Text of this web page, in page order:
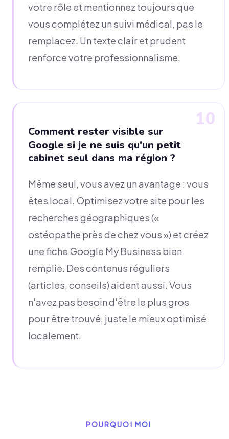
votre rôle et mentionnez toujours que
vous complétez un suivi médical, pas le
remplacez. Un texte clair et prudent
renforce votre professionnalisme.
10
Comment rester visible sur
Google si je ne suis qu'un petit
cabinet seul dans ma région ?
Même seul, vous avez un avantage : vous
êtes local. Optimisez votre site pour les
recherches géographiques («
ostéopathe près de chez vous ») et créez
une fiche Google My Business bien
remplie. Des contenus réguliers
(articles, conseils) aident aussi. Vous
n'avez pas besoin d'être le plus gros
pour être trouvé, juste le mieux optimisé
localement.
POURQUOI MOI